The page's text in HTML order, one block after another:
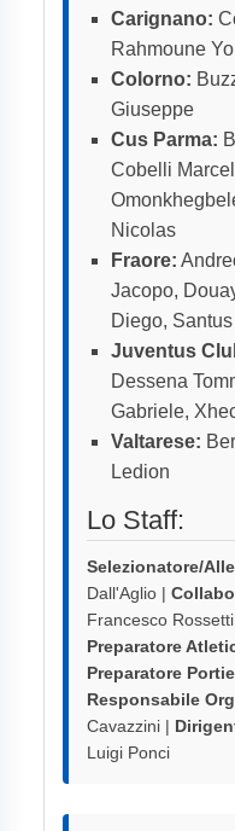
Carignano:
Rahmoune
Colorno:
Giuseppe
Cus Parma:
Cobelli
Nicolas
Fraore:
Jacopo,
Diego,
Juventus
Dessena
Gabriele,
Valtarese:
Ledion
Lo Staff:
Selezionatore/
Dall'Aglio |
Francesco
Preparatore
Preparatore
Responsabile
Cavazzini |
Luigi Ponci